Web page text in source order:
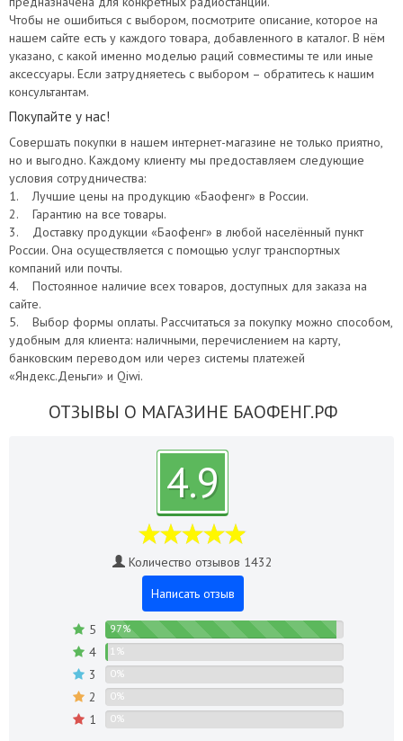
Чтобы не ошибиться с выбором, посмотрите описание, которое на
нашем сайте есть у каждого товара, добавленного в каталог. В нём
указано, с какой именно моделью раций совместимы те или иные
аксессуары. Если затрудняетесь с выбором – обратитесь к нашим
консультантам.
Покупайте у нас!
Совершать покупки в нашем интернет-магазине не только приятно,
но и выгодно. Каждому клиенту мы предоставляем следующие
условия сотрудничества:
1. Лучшие цены на продукцию «Баофенг» в России.
2. Гарантию на все товары.
3. Доставку продукции «Баофенг» в любой населённый пункт
России. Она осуществляется с помощью услуг транспортных
компаний или почты.
4. Постоянное наличие всех товаров, доступных для заказа на
сайте.
5. Выбор формы оплаты. Рассчитаться за покупку можно способом,
удобным для клиента: наличными, перечислением на карту,
банковским переводом или через системы платежей
«Яндекс.Деньги» и Qiwi.
ОТЗЫВЫ О МАГАЗИНЕ БАОФЕНГ.РФ
4.9
Количество отзывов 1432
Написать отзыв
5 97%
4 1%
3 0%
2 0%
1 0%